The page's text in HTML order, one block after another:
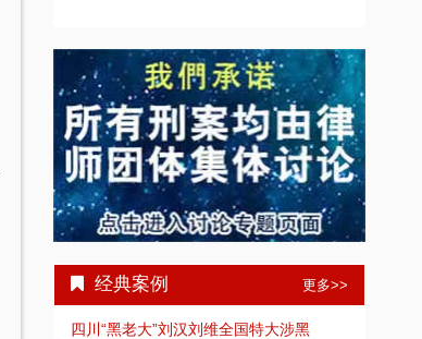
经典案例 更多>>
四川“黑老大”刘汉刘维全国特大涉黑